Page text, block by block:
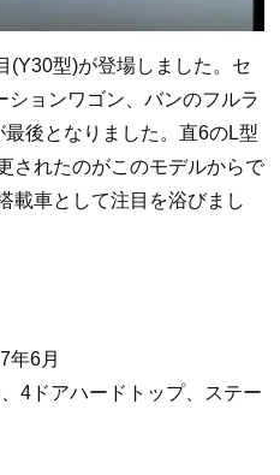
(Y30型)が登場しました。セ
ションワゴン、バンのフルラ
後となりました。直6のL型
されたのがこのモデルからで
載車として注目を浴びまし
年6月
4ドアハードトップ、ステー